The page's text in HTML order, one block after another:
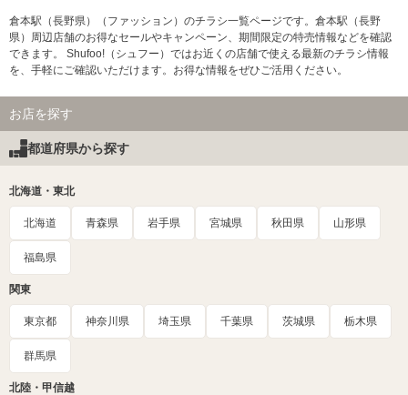
倉本駅（長野県）（ファッション）のチラシ一覧ページです。倉本駅（長野
県）周辺店舗のお得なセールやキャンペーン、期間限定の特売情報などを確認
できます。 Shufoo!（シュフー）ではお近くの店舗で使える最新のチラシ情報
を、手軽にご確認いただけます。お得な情報をぜひご活用ください。
お店を探す
都道府県から探す
北海道・東北
北海道 青森県 岩手県 宮城県 秋田県 山形県
福島県
関東
東京都 神奈川県 埼玉県 千葉県 茨城県 栃木県
群馬県
北陸・甲信越